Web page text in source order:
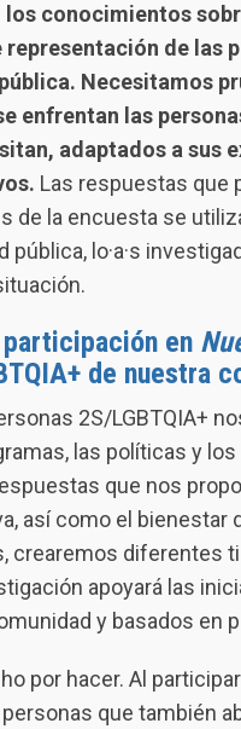
los conocimientos
de las
Necesitamos
enfrentan las
adaptados a sus
Las respuestas que
de la encuesta se
pública, lo·a·s
participación en
de nuestra
2S/LGBTQIA+
las políticas y
que nos
así como el bienestar
crearemos diferentes
apoyará las
y basados en
por hacer. Al
que también